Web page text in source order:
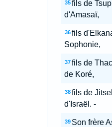
35 fils de
d'Amasaï,
36 fils
Sophonie,
37 fils de
de Koré,
38 fils de
d'Israël. -
39 Son frère